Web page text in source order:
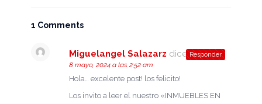
1 Comments
Miguelangel Salazarz dice:
8 mayo, 2024 a las 2:52 am
Hola… excelente post! los felicito!
Los invito a leer el nuestro «INMUEBLES EN
Responder